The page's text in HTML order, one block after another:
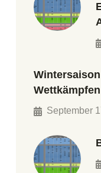
Wettkämpfen
September